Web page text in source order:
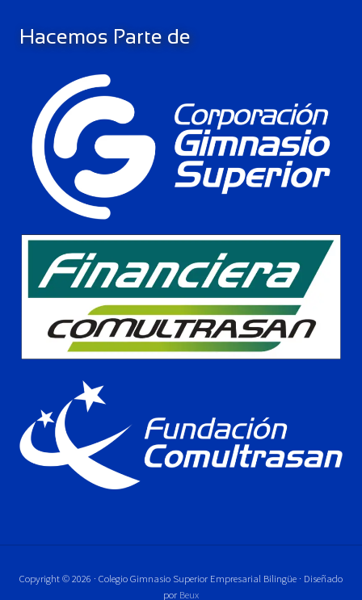
Hacemos Parte de
Copyright © 2026 · Colegio Gimnasio Superior Empresarial Bilingüe · Diseñado
por Beux